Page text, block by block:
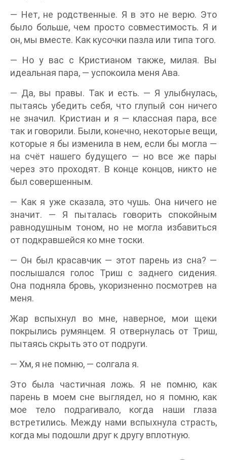
— Нет, не родственные. Я в это не верю. Это
было больше, чем просто совместимость. Я и
он, мы вместе. Как кусочки пазла или типа того.
— Но у вас с Кристианом также, милая. Вы
идеальная пара, — успокоила меня Ава.
— Да, вы правы. Так и есть. — Я улыбнулась,
пытаясь убедить себя, что глупый сон ничего
не значил. Кристиан и я — классная пара, все
так и говорили. Были, конечно, некоторые вещи,
которые я бы изменила в нем, если бы могла —
на счёт нашего будущего — но все же пары
через это проходят. В конце концов, никто не
был совершенным.
— Как я уже сказала, это чушь. Она ничего не
значит. — Я пыталась говорить спокойным
равнодушным тоном, но не могла избавиться
от подкравшейся ко мне тоски.
— Он был красавчик — этот парень из сна? —
послышался голос Триш с заднего сидения.
Она подняла бровь, укоризненно посмотрев на
меня.
Жар вспыхнул во мне, наверное, мои щеки
покрылись румянцем. Я отвернулась от Триш,
пытаясь скрыть это от подруги.
— Хм, я не помню, — солгала я.
Это была частичная ложь. Я не помню, как
парень в моем сне выглядел, но я помню, как
мое тело подрагивало, когда наши глаза
встретились. Между нами вспыхнула страсть,
когда мы подошли друг к другу вплотную.